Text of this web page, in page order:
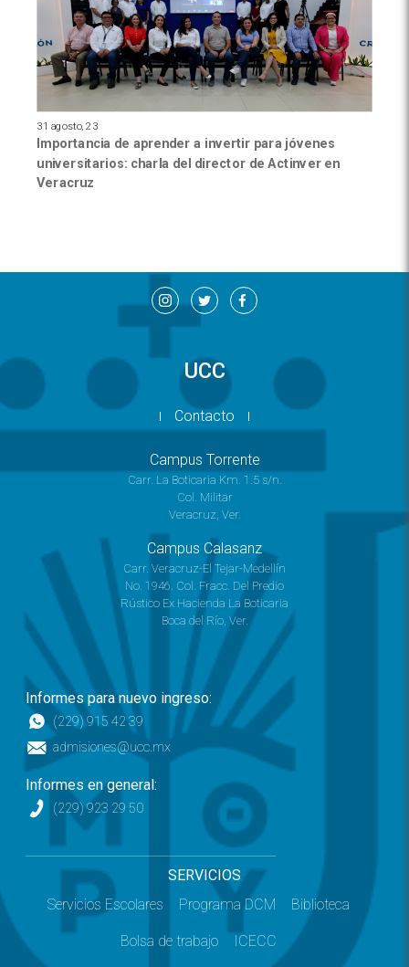
31 agosto, 23
Importancia de aprender a invertir para jóvenes
universitarios: charla del director de Actinver en
Veracruz
UCC
Contacto
Campus Torrente
Carr. La Boticaria Km. 1.5 s/n.
Col. Militar
Veracruz, Ver.
Campus Calasanz
Carr. Veracruz-El Tejar-Medellín
No. 1946. Col. Fracc. Del Predio
Rústico Ex Hacienda La Boticaria
Boca del Río, Ver.
Informes para nuevo ingreso:
(229) 915 42 39
admisiones@ucc.mx
Informes en general:
(229) 923 29 50
SERVICIOS
Servicios Escolares
Programa DCM Biblioteca
Bolsa de trabajo ICECC